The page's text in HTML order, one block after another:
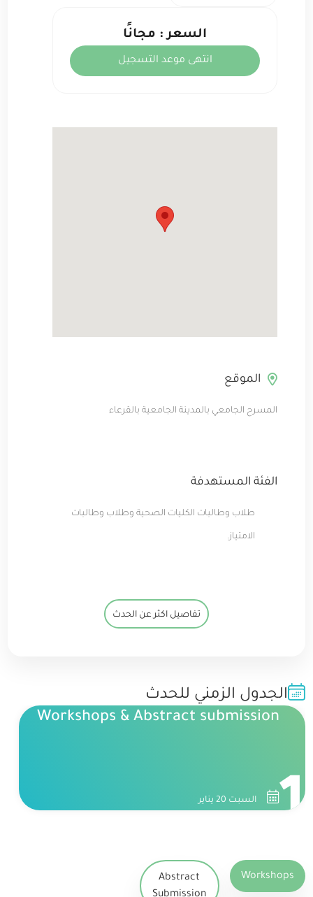
السعر : مجانًا
انتهى موعد التسجيل
الموقع
المسرح الجامعي بالمدينة الجامعية بالقرعاء
الفئة المستهدفة
طلاب وطالبات الكليات الصحية وطلاب وطالبات
الامتياز.
تفاصيل اكثر عن الحدث
الجدول الزمني للحدث
1
Workshops & Abstract submission
السبت 20 يناير
Workshops
Abstract